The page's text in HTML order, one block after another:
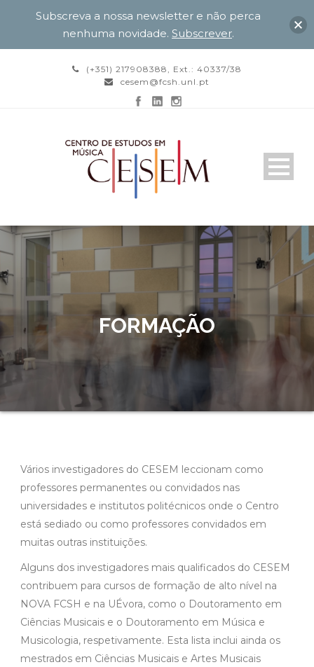
(+351) 217908388, Ext.: 40337/38
cesem@fcsh.unl.pt
FORMAÇÃO
Vários investigadores do CESEM leccionam como
professores permanentes ou convidados nas
universidades e institutos politécnicos onde o Centro
está sediado ou como professores convidados em
muitas outras instituições.
Alguns dos investigadores mais qualificados do CESEM
contribuem para cursos de formação de alto nível na
NOVA FCSH e na UÉvora, como o Doutoramento em
Ciências Musicais e o Doutoramento em Música e
Musicologia, respetivamente. Esta lista inclui ainda os
mestrados em Ciências Musicais e Artes Musicais
Subscreva a nossa newsletter e não perca
nenhuma novidade. Subscrever.